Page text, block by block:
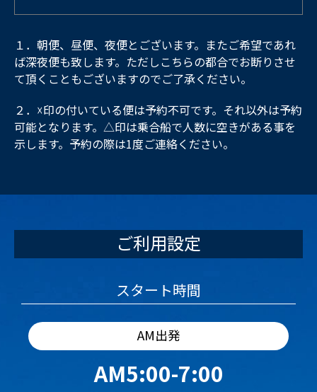
１．朝便、昼便、夜便とございます。またご希望であれ
ば深夜便も致します。ただしこちらの都合でお断りさせ
て頂くこともございますのでご了承ください。
２．☓印の付いている便は予約不可です。それ以外は予約
可能となります。△印は乗合船で人数に空きがある事を
示します。予約の際は1度ご連絡ください。
ご利用設定
スタート時間
AM出発
AM5:00-7:00